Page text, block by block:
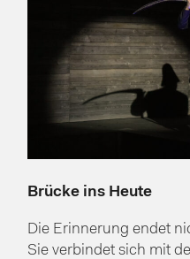
Brücke ins Heute
Die Erinnerung endet
Sie verbindet sich mit